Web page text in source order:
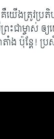
គឺ​យើង​ត្រូវប្
ជា​ម្ចាស់ ឲ្
ាំង ​ប៉ុន្តែ! ​ប្